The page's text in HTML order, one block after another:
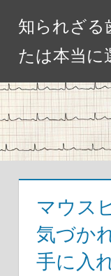
ツ
へ
ス
キ
知られざる
たは本当に
マウス
気づか
手に入